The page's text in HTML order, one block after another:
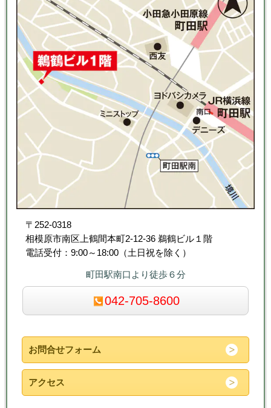
〒252-0318
相模原市南区上鶴間本町2-12-36 鵜鶴ビル１階
電話受付：9:00～18:00（土日祝を除く）
町田駅南口より徒歩６分
042-705-8600
お問合せフォーム
アクセス